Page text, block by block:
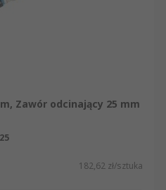
Zawór odcinający 25 mm
182,62 zł/sztuka